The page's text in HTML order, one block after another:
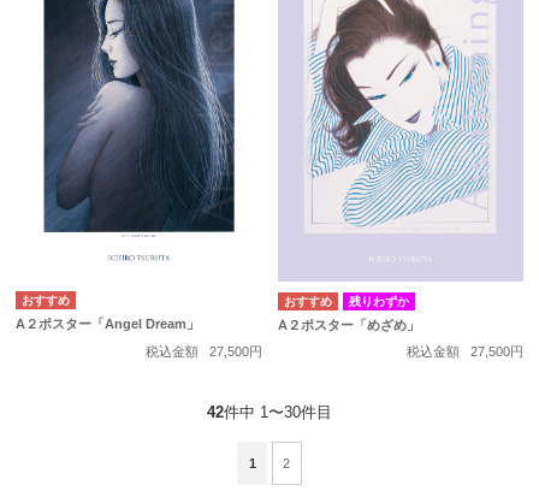
A２ポスター「Angel Dream」
税込金額
27,500円
残りわずか
A２ポスター「めざめ」
税込金額
27,500円
42件中 1〜30件目
1 2